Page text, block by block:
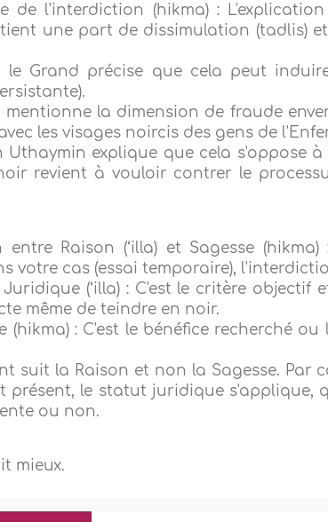
de l'interdiction (hikma) :
une part de dissimulation (tadlis)
le Grand précise que cela peut
la dimension de fraude
les visages noircis des gens de
Uthaymin explique que cela s'oppose
revient à vouloir contrer le
entre Raison (‘illa) et Sagesse
votre cas (essai temporaire),
Juridique (‘illa) : C'est le critère
même de teindre en noir.
(hikma) : C'est le bénéfice recherché
suit la Raison et non la Sagesse. Par
présent, le statut juridique s'applique,
ou non.
mieux.